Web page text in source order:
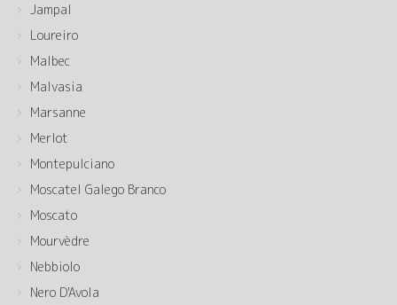
Jampal
Loureiro
Malbec
Malvasia
Marsanne
Merlot
Montepulciano
Moscatel Galego Branco
Moscato
Mourvèdre
Nebbiolo
Nero D'Avola